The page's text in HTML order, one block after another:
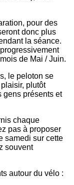
pour des
donc plus
la séance.
de Mai / Juin.
le peloton se
plutôt
gens présents et
chaque
pas à proposer
samedi sur cette
souvent
autour du vélo :